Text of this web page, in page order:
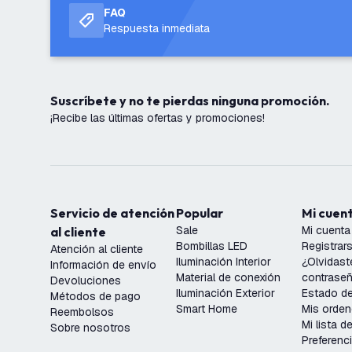
FAQ
Respuesta inmediata
Suscríbete y no te pierdas ninguna promoción.
¡Recibe las últimas ofertas y promociones!
Servicio de atención
al cliente
Atención al cliente
Información de envío
Devoluciones
Métodos de pago
Reembolsos
Sobre nosotros
Popular
Sale
Bombillas LED
Iluminación Interior
Material de conexión
Iluminación Exterior
Smart Home
Mi
Mi cuenta
Estado
Mis
Mi lista